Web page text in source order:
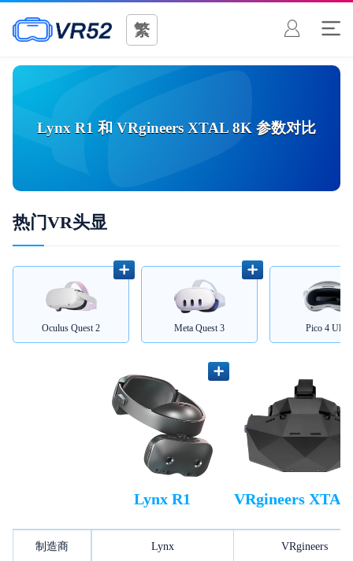
繁
Lynx R1 和 VRgineers XTAL 8K 参数对比
热门VR头显
Oculus Quest 2 Meta Quest 3 Pico 4 Ultra
Lynx R1 VRgineers
制造商 Lynx VRgineers